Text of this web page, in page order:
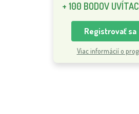
+ 100 BODOV
Registrovať
Viac informácií o